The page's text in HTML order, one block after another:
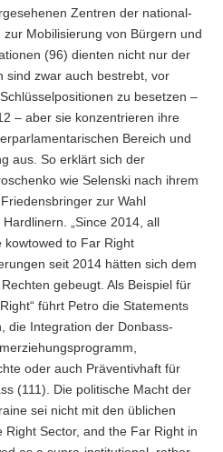
Zentren der national-
Mobilisierung von Bürgern und
(96) dienten nicht nur der
sind zwar auch bestrebt, vor
zu besetzen –
– aber sie konzentrieren ihre
Bereich und
aus. So erklärt sich der
wie Selenski nach ihrem
zur Wahl
„Since 2014, all
kowtowed to Far Right
seit 2014 hätten sich dem
gebeugt. Als Beispiel für
führt Petro die Statements
die Integration der Donbass-
oder auch Präventivhaft für
(111). Die politische Macht der
sei nicht mit den üblichen
Right Sector, and the Far Right in